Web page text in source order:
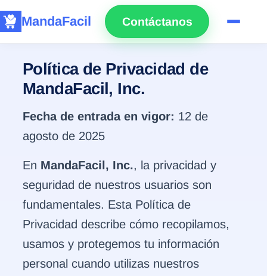
MandaFacil Contáctanos
Política de Privacidad de
MandaFacil, Inc.
Fecha de entrada en vigor: 12 de
agosto de 2025
En MandaFacil, Inc., la privacidad y
seguridad de nuestros usuarios son
fundamentales. Esta Política de
Privacidad describe cómo recopilamos,
usamos y protegemos tu información
personal cuando utilizas nuestros